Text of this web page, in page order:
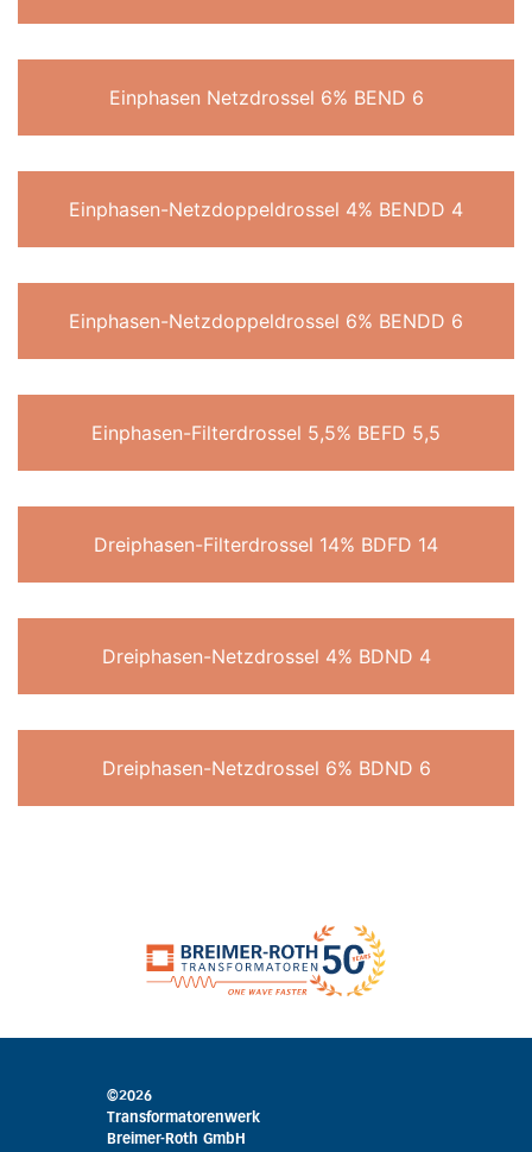
Einphasen Netzdrossel 6% BEND 6
Einphasen-Netzdoppeldrossel 4% BENDD 4
Einphasen-Netzdoppeldrossel 6% BENDD 6
Einphasen-Filterdrossel 5,5% BEFD 5,5
Dreiphasen-Filterdrossel 14% BDFD 14
Dreiphasen-Netzdrossel 4% BDND 4
Dreiphasen-Netzdrossel 6% BDND 6
©2026
Transformatorenwerk
Breimer-Roth GmbH